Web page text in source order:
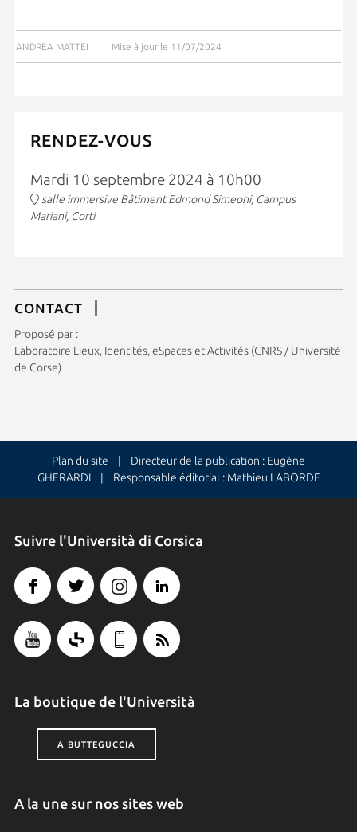
ANDREA MATTEI Mise à jour le 11/07/2024
RENDEZ-VOUS
Mardi 10 septembre 2024 à 10h00
salle immersive Bâtiment Edmond Simeoni, Campus
Mariani, Corti
CONTACT
Proposé par :
Laboratoire Lieux, Identités, eSpaces et Activités (CNRS / Université
de Corse)
Plan du site | Directeur de la publication : Eugène
GHERARDI | Responsable éditorial : Mathieu LABORDE
Suivre l'Università di Corsica
La boutique de l'Università
A BUTTEGUCCIA
A la une sur nos sites web